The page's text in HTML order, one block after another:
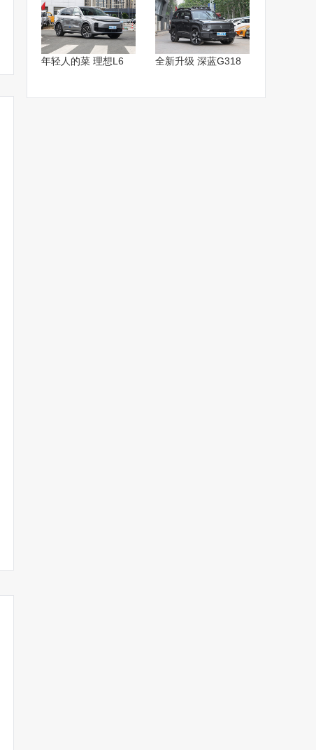
年轻人的菜 理想L6 全新升级 深蓝G318